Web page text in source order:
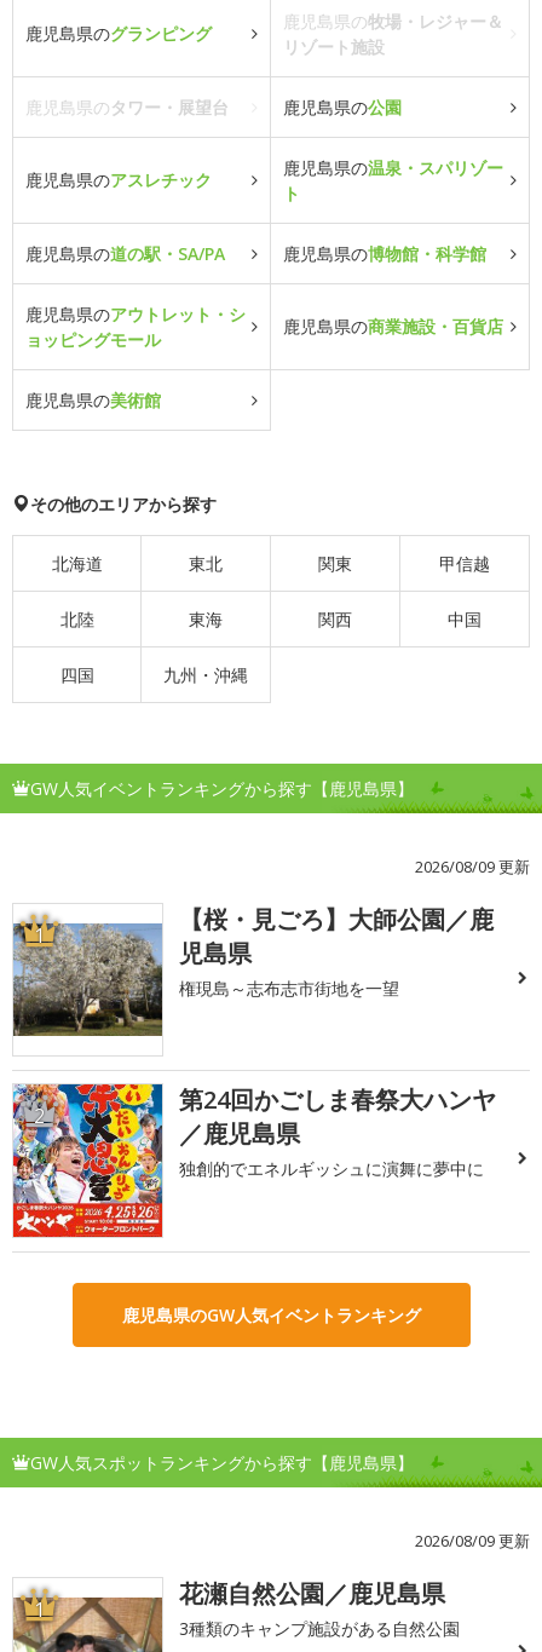
鹿児島県のグランピング
鹿児島県の牧場・レジャー＆
リゾート施設
鹿児島県のタワー・展望台 鹿児島県の公園
鹿児島県のアスレチック
鹿児島県の温泉・スパリゾー
ト
鹿児島県の道の駅・SA/PA 鹿児島県の博物館・科学館
鹿児島県のアウトレット・シ
ョッピングモール
鹿児島県の商業施設・百貨店
鹿児島県の美術館
その他のエリアから探す
北海道 東北 関東 甲信越
北陸 東海 関西 中国
四国 九州・沖縄
GW人気イベントランキングから探す【鹿児島県】
2026/08/09 更新
1
【桜・見ごろ】大師公園／鹿
児島県
権現島～志布志市街地を一望
2
第24回かごしま春祭大ハンヤ
／鹿児島県
独創的でエネルギッシュに演舞に夢中に
鹿児島県のGW人気イベントランキング
GW人気スポットランキングから探す【鹿児島県】
2026/08/09 更新
1 花瀬自然公園／鹿児島県
3種類のキャンプ施設がある自然公園